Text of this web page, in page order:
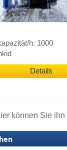
h: 1000
Details
können Sie ihn